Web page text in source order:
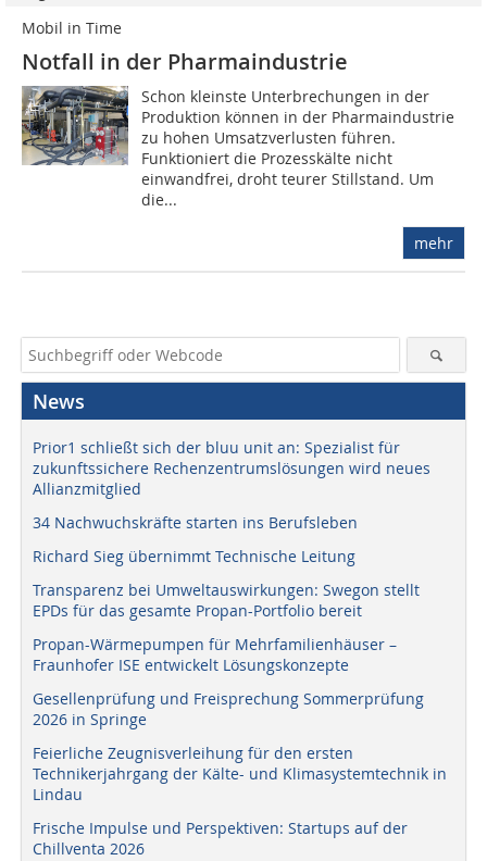
Mobil in Time
Notfall in der Pharmaindustrie
Schon kleinste Unterbrechungen in der
Produktion können in der Pharmaindustrie
zu hohen Umsatzverlusten führen.
Funktioniert die Prozesskälte nicht
einwandfrei, droht teurer Stillstand. Um
die...
mehr
News
Prior1 schließt sich der bluu unit an: Spezialist für
zukunftssichere Rechenzentrumslösungen wird neues
Allianzmitglied
34 Nachwuchskräfte starten ins Berufsleben
Richard Sieg übernimmt Technische Leitung
Transparenz bei Umweltauswirkungen: Swegon stellt
EPDs für das gesamte Propan-Portfolio bereit
Propan-Wärmepumpen für Mehrfamilienhäuser –
Fraunhofer ISE entwickelt Lösungskonzepte
Gesellenprüfung und Freisprechung Sommerprüfung
2026 in Springe
Feierliche Zeugnisverleihung für den ersten
Technikerjahrgang der Kälte- und Klimasystemtechnik in
Lindau
Frische Impulse und Perspektiven: Startups auf der
Chillventa 2026